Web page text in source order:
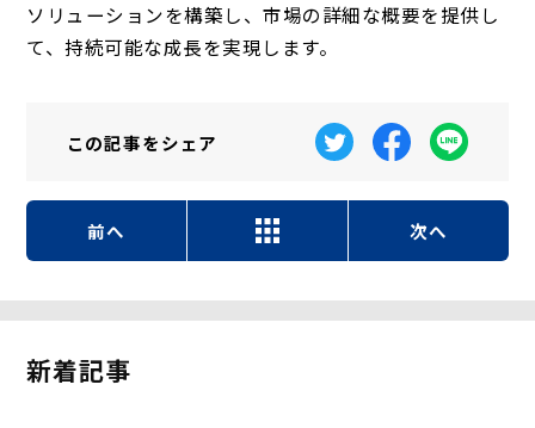
ソリューションを構築し、市場の詳細な概要を提供し
て、持続可能な成長を実現します。
この記事をシェア
前へ 次へ
新着記事